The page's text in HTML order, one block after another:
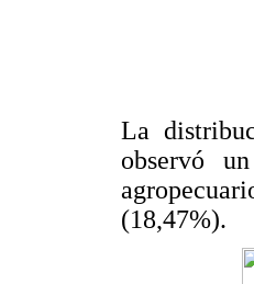
La
observó
(18,47%).